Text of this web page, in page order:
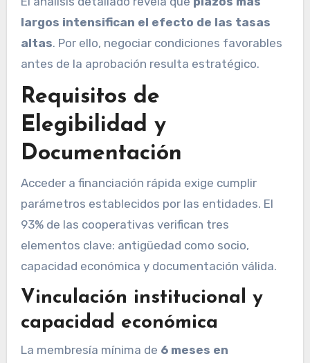
largos intensifican el efecto de las tasas
altas. Por ello, negociar condiciones favorables
antes de la aprobación resulta estratégico.
Requisitos de
Elegibilidad y
Documentación
Acceder a financiación rápida exige cumplir
parámetros establecidos por las entidades. El
93% de las cooperativas verifican tres
elementos clave: antigüedad como socio,
capacidad económica y documentación válida.
Vinculación institucional y
capacidad económica
La membresía mínima de 6 meses en